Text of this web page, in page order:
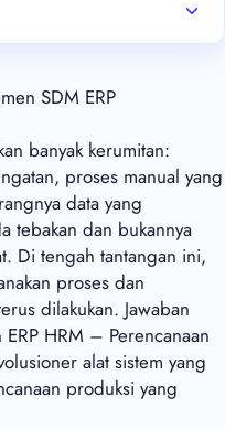
SDM ERP
banyak kerumitan:
proses manual yang
data yang
tebakan dan bukannya
Di tengah tantangan ini,
proses dan
dilakukan. Jawaban
HRM – Perencanaan
alat sistem yang
produksi yang